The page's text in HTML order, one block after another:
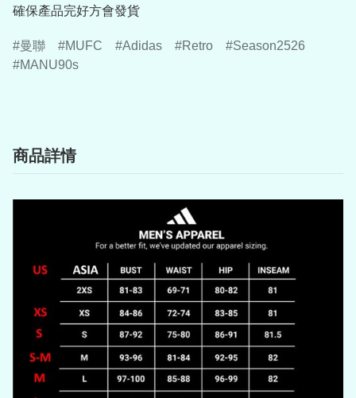
確保產品完好方會發貨
曼聯 MUFC Adidas Retro
Season2526
MANU90s
商品詳情